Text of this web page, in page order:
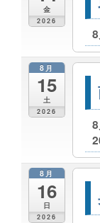
金
2026
8月
15
土
2026
8月
16
日
2026